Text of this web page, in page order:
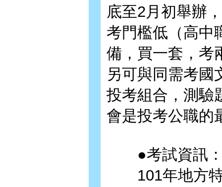
底至2月初舉辦
考門檻低（高中
備，買一套，考
另可與同需考國
投考組合，測驗
會是投考公職的
●考試資訊
101年地方特